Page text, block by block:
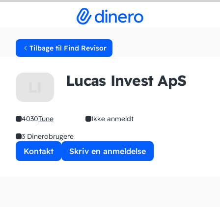
Tilbage til Find Revisor
Lucas Invest ApS
4030Tune
Ikke anmeldt
3 Dinerobrugere
Kontakt Skriv en anmeldelse